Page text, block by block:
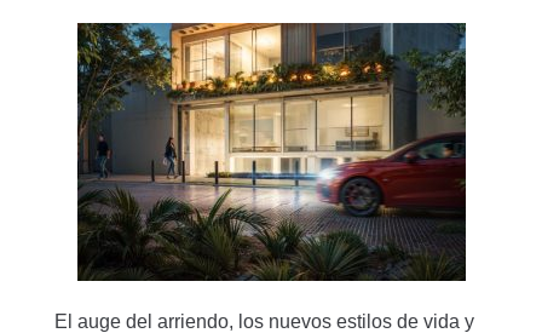
El auge del arriendo, los nuevos estilos de vida y